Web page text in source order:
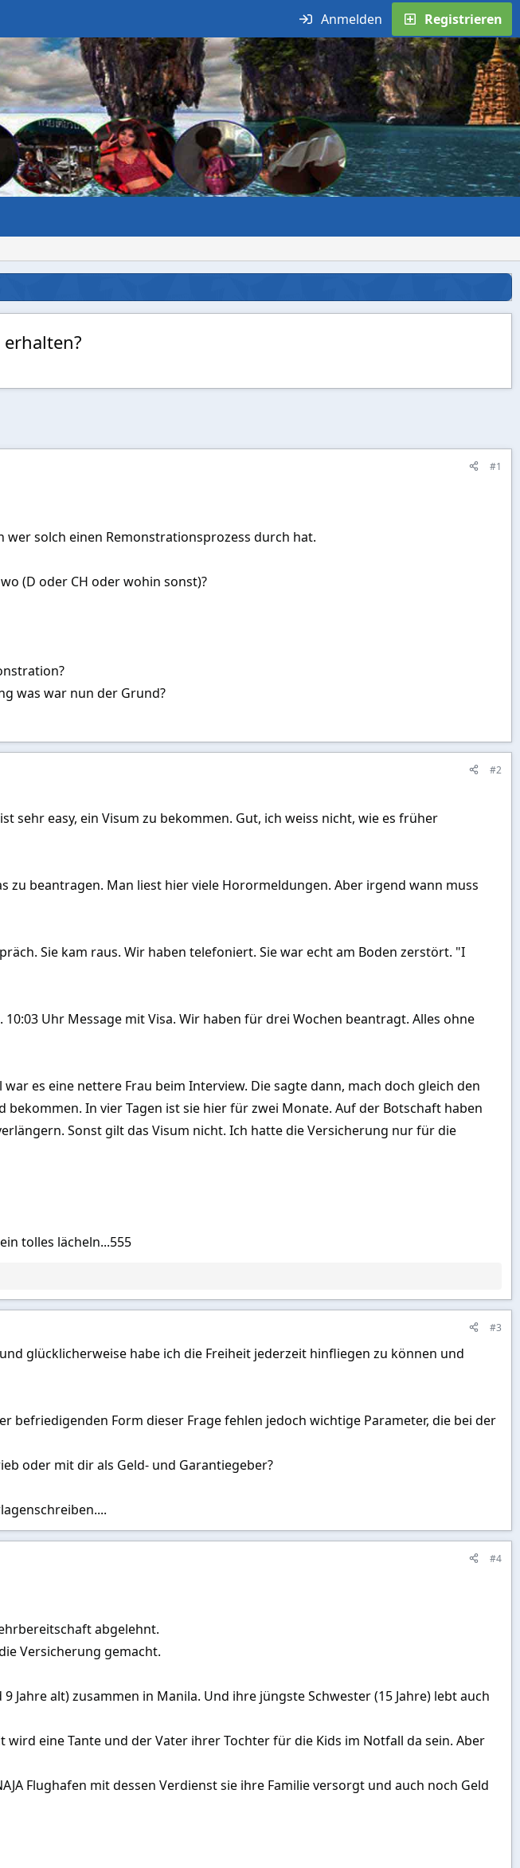
Anmelden Registrieren
#1
solch einen Remonstrationsprozess durch hat.
(D oder CH oder wohin sonst)?
was war nun der Grund?
#2
sehr easy, ein Visum zu bekommen. Gut, ich weiss nicht, wie es früher
zu beantragen. Man liest hier viele Horormeldungen. Aber irgend wann muss
Sie kam raus. Wir haben telefoniert. Sie war echt am Boden zerstört. "I
Uhr Message mit Visa. Wir haben für drei Wochen beantragt. Alles ohne
es eine nettere Frau beim Interview. Die sagte dann, mach doch gleich den
bekommen. In vier Tagen ist sie hier für zwei Monate. Auf der Botschaft haben
Sonst gilt das Visum nicht. Ich hatte die Versicherung nur für die
tolles lächeln...555
#3
glücklicherweise habe ich die Freiheit jederzeit hinfliegen zu können und
befriedigenden Form dieser Frage fehlen jedoch wichtige Parameter, die bei der
oder mit dir als Geld- und Garantiegeber?
#4
abgelehnt.
Versicherung gemacht.
Jahre alt) zusammen in Manila. Und ihre jüngste Schwester (15 Jahre) lebt auch
eine Tante und der Vater ihrer Tochter für die Kids im Notfall da sein. Aber
Flughafen mit dessen Verdienst sie ihre Familie versorgt und auch noch Geld